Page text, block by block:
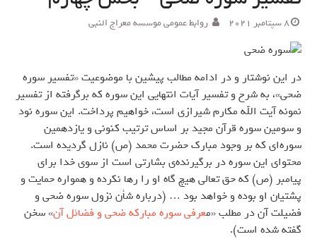
8 سپتامبر 2021 روابط عمومی موسسه معراج النبی
در این نوشتار و در ادامه مطالب پیشین با موضوعیت «تفسیر سوره
ضحی»، به شرح و تفسیر آیات انتهایی این سوره که برگرفته از تفسیر
نمونه آیت الله مکارم شیرازی است، خواهیم پرداخت. این سوره نود
و سومین سوره قرآن مجید بر اساس ترتیب کنونی و یازدهمین
سوره‌ای که بر وجود مبارک حضرت محمد (ص) نازل گردیده است.
محتوای این سوره در برگیرنده‌ی بشارتی است از سوی خدا برای
پیامبر (ص) که حق تعالی هیچ گاه او را رها نکرده و همواره حمایت و
پشتیان او بوده و خواهد بود … (درباره شأن نزول سوره ضحی و
فضیلت آن در مطلب «معرفی سوره مبارکه ضحی و فضائل آن» سخن
گفته شده است).